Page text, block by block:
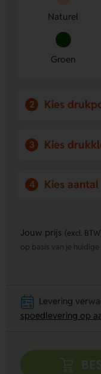
Duurzaam en
materiaal en FSC-
Veel ruimte voor
heb je lekker veel
van een logo,
Naturel
Groen
2 Kies
3 Kies
4 Kies aantal
Jouw prijs (excl.
op basis van je huidige
Levering
spoedlevering op